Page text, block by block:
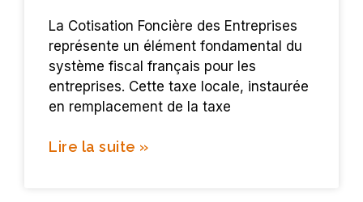
La Cotisation Foncière des Entreprises
représente un élément fondamental du
système fiscal français pour les
entreprises. Cette taxe locale, instaurée
en remplacement de la taxe
Lire la suite »